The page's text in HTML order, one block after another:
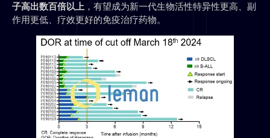
子高出数百倍以上 ，有望成为新一代生物活性特异性更高、副
作用更低、疗效更好的免疫治疗药物。